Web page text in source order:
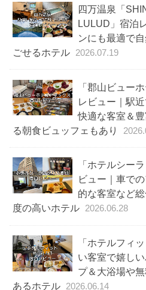
四万温泉「
LULUD」宿泊
ンにも最適で
ごせるホテル
2026.07.19
「郡山ビュー
レビュー｜駅
快適な客室＆
る朝食ビュッフェもあり
「ホテルシー
ビュー｜車で
的な客室など
度の高いホテル
2026.06.28
「ホテルフィ
い客室で嬉し
プ＆大浴場や
あるホテル
2026.06.14